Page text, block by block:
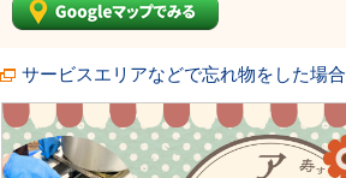
サービスエリアなどで忘れ物をした場合